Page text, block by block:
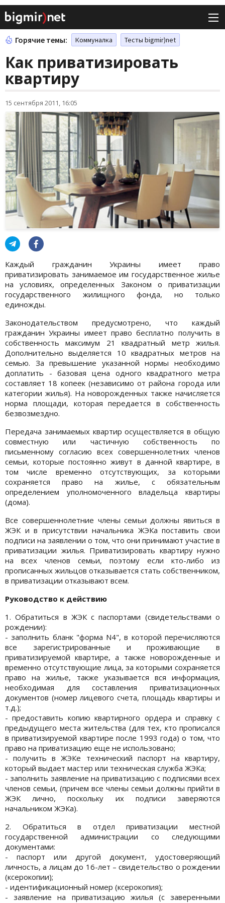
Горячие темы: Коммуналка Тесты bigmir)net
Как приватизировать
квартиру
15 сентября 2011, 16:05
Каждый гражданин Украины имеет право
приватизировать занимаемое им государственное жилье
на условиях, определенных Законом о приватизации
государственного жилищного фонда, но только
единожды.
Законодательством предусмотрено, что каждый
гражданин Украины имеет право бесплатно получить в
собственность максимум 21 квадратный метр жилья.
Дополнительно выделяется 10 квадратных метров на
семью. За превышение указанной нормы необходимо
доплатить - базовая цена одного квадратного метра
составляет 18 копеек (независимо от района города или
категории жилья). На новорожденных также начисляется
норма площади, которая передается в собственность
безвозмездно.
Передача занимаемых квартир осуществляется в общую
совместную или частичную собственность по
письменному согласию всех совершеннолетних членов
семьи, которые постоянно живут в данной квартире, в
том числе временно отсутствующих, за которыми
сохраняется право на жилье, с обязательным
определением уполномоченного владельца квартиры
(дома).
Все совершеннолетние члены семьи должны явиться в
ЖЭК и в присутствии начальника ЖЭКа поставить свои
подписи на заявлении о том, что они принимают участие в
приватизации жилья. Приватизировать квартиру нужно
на всех членов семьи, поэтому если кто-либо из
прописанных жильцов отказывается стать собственником,
в приватизации отказывают всем.
Руководство к действию
1. Обратиться в ЖЭК с паспортами (свидетельствами о
рождении):
- заполнить бланк "форма N4", в которой перечисляются
все зарегистрированные и проживающие в
приватизируемой квартире, а также новорожденные и
временно отсутствующие лица, за которыми сохраняется
право на жилье, также указывается вся информация,
необходимая для составления приватизационных
документов (номер лицевого счета, площадь квартиры и
т.д.);
- предоставить копию квартирного ордера и справку с
предыдущего места жительства (для тех, кто прописался
в приватизируемой квартире после 1993 года) о том, что
право на приватизацию еще не использовано;
- получить в ЖЭКе технический паспорт на квартиру,
который выдает мастер или техническая служба ЖЭКа;
- заполнить заявление на приватизацию с подписями всех
членов семьи, (причем все члены семьи должны прийти в
ЖЭК лично, поскольку их подписи заверяются
начальником ЖЭКа).
2. Обратиться в отдел приватизации местной
государственной администрации со следующими
документами:
- паспорт или другой документ, удостоверяющий
личность, а лицам до 16-лет – свидетельство о рождении
(ксерокопии);
- идентификационный номер (ксерокопия);
- заявление на приватизацию жилья (с заверенными